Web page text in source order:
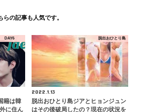
らの記事も人気です。
DAY6
籍は韓
に住ん
脱出おひとり島
2022.1.13
脱出おひとり島ジアとヒョンジュン
はその後破局したの？現在の状況を